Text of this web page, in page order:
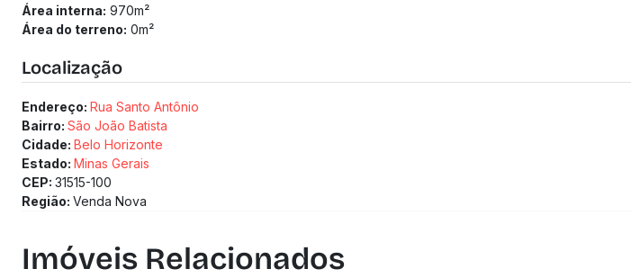
Área interna: 970m²
Área do terreno: 0m²
Localização
Endereço: Rua Santo Antônio
Bairro: São João Batista
Cidade: Belo Horizonte
Estado: Minas Gerais
CEP: 31515-100
Região: Venda Nova
Imóveis Relacionados